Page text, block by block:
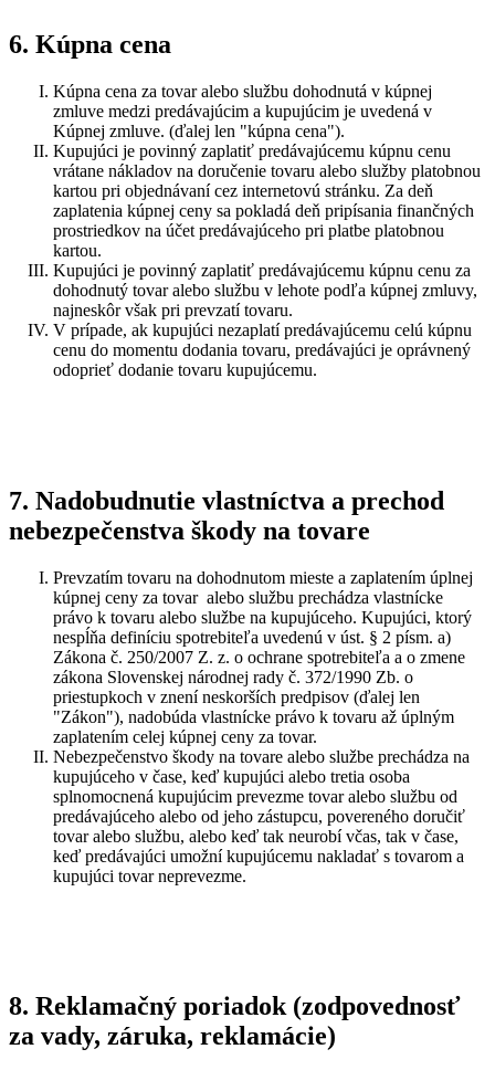
6. Kúpna cena
Kúpna cena za tovar alebo službu dohodnutá v kúpnej
zmluve medzi predávajúcim a kupujúcim je uvedená v
Kúpnej zmluve. (ďalej len "kúpna cena").
Kupujúci je povinný zaplatiť predávajúcemu kúpnu cenu
vrátane nákladov na doručenie tovaru alebo služby platobnou
kartou pri objednávaní cez internetovú stránku. Za deň
zaplatenia kúpnej ceny sa pokladá deň pripísania finančných
prostriedkov na účet predávajúceho pri platbe platobnou
kartou.
Kupujúci je povinný zaplatiť predávajúcemu kúpnu cenu za
dohodnutý tovar alebo službu v lehote podľa kúpnej zmluvy,
najneskôr však pri prevzatí tovaru.
V prípade, ak kupujúci nezaplatí predávajúcemu celú kúpnu
cenu do momentu dodania tovaru, predávajúci je oprávnený
odoprieť dodanie tovaru kupujúcemu.
7. Nadobudnutie vlastníctva a prechod
nebezpečenstva škody na tovare
Prevzatím tovaru na dohodnutom mieste a zaplatením úplnej
kúpnej ceny za tovar alebo službu prechádza vlastnícke
právo k tovaru alebo službe na kupujúceho. Kupujúci, ktorý
nespĺňa definíciu spotrebiteľa uvedenú v úst. § 2 písm. a)
Zákona č. 250/2007 Z. z. o ochrane spotrebiteľa a o zmene
zákona Slovenskej národnej rady č. 372/1990 Zb. o
priestupkoch v znení neskorších predpisov (ďalej len
"Zákon"), nadobúda vlastnícke právo k tovaru až úplným
zaplatením celej kúpnej ceny za tovar.
Nebezpečenstvo škody na tovare alebo službe prechádza na
kupujúceho v čase, keď kupujúci alebo tretia osoba
splnomocnená kupujúcim prevezme tovar alebo službu od
predávajúceho alebo od jeho zástupcu, povereného doručiť
tovar alebo službu, alebo keď tak neurobí včas, tak v čase,
keď predávajúci umožní kupujúcemu nakladať s tovarom a
kupujúci tovar neprevezme.
8. Reklamačný poriadok (zodpovednosť
za vady, záruka, reklamácie)